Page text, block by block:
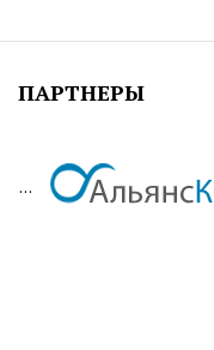
ПАРТНЕРЫ
...